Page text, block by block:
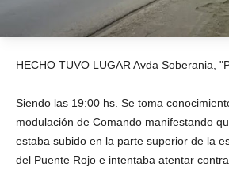
HECHO TUVO LUGAR Avda Soberania,
Siendo las 19:00 hs. Se toma
modulación de Comando manifestando
estaba subido en la parte superior de la
del Puente Rojo e intentaba atentar